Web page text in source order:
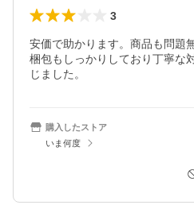
3
安価で助かります。商品も問題
梱包もしっかりしており丁寧な
じました。
購入したストア
いま何度